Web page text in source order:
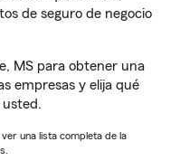
de seguro de negocio
MS para obtener una
empresas y elija qué
usted.
una lista completa de la